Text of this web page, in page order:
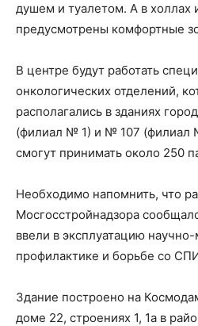
душем и туалетом. А в холлах
предусмотрены комфортные
В центре будут работать
онкологических отделений,
располагались в зданиях
(филиал № 1) и № 107 (филиал
смогут принимать около 250
Необходимо напомнить, что
Мосгосстройнадзора
ввели в эксплуатацию
профилактике и борьбе со
Здание построено на
доме 22, строениях 1, 1а в